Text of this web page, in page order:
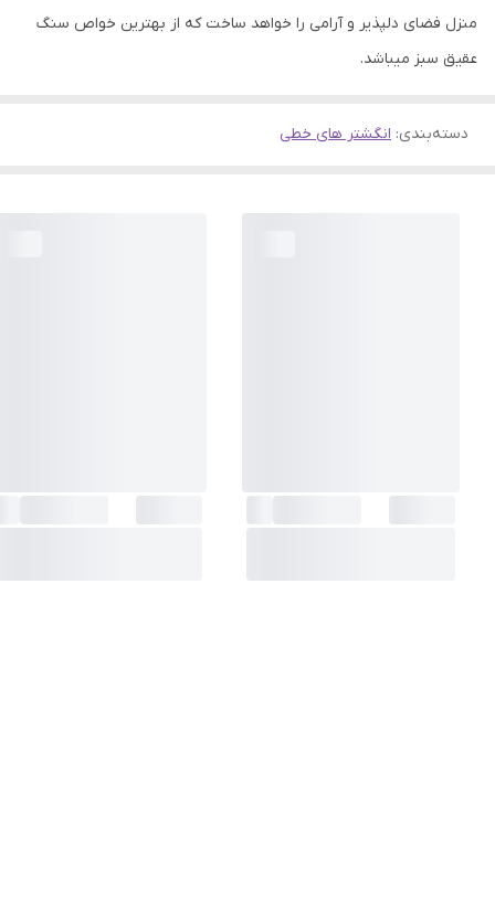
منزل فضای دلپذیر و آرامی را خواهد ساخت که از بهترین خواص سنگ
عقیق سبز میباشد.
دسته‌بندی: انگشتر های خطی